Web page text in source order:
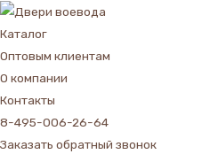
Каталог
Оптовым клиентам
О компании
Контакты
8-495-006-26-64
Заказать обратный звонок